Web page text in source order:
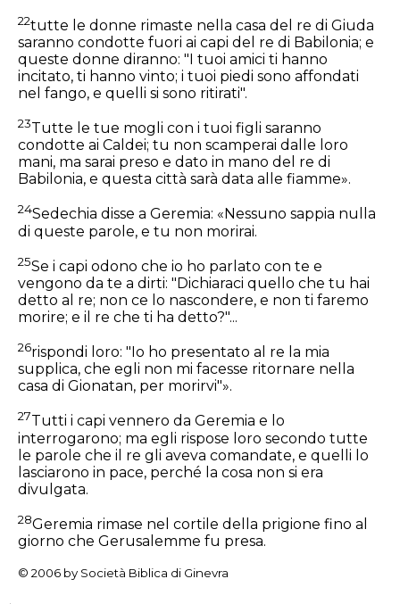
22tutte le donne rimaste nella casa del re di Giuda
saranno condotte fuori ai capi del re di Babilonia; e
queste donne diranno: "I tuoi amici ti hanno
incitato, ti hanno vinto; i tuoi piedi sono affondati
nel fango, e quelli si sono ritirati".
23Tutte le tue mogli con i tuoi figli saranno
condotte ai Caldei; tu non scamperai dalle loro
mani, ma sarai preso e dato in mano del re di
Babilonia, e questa città sarà data alle fiamme».
24Sedechia disse a Geremia: «Nessuno sappia nulla
di queste parole, e tu non morirai.
25Se i capi odono che io ho parlato con te e
vengono da te a dirti: "Dichiaraci quello che tu hai
detto al re; non ce lo nascondere, e non ti faremo
morire; e il re che ti ha detto?"...
26rispondi loro: "Io ho presentato al re la mia
supplica, che egli non mi facesse ritornare nella
casa di Gionatan, per morirvi"».
27Tutti i capi vennero da Geremia e lo
interrogarono; ma egli rispose loro secondo tutte
le parole che il re gli aveva comandate, e quelli lo
lasciarono in pace, perché la cosa non si era
divulgata.
28Geremia rimase nel cortile della prigione fino al
giorno che Gerusalemme fu presa.
© 2006 by Società Biblica di Ginevra